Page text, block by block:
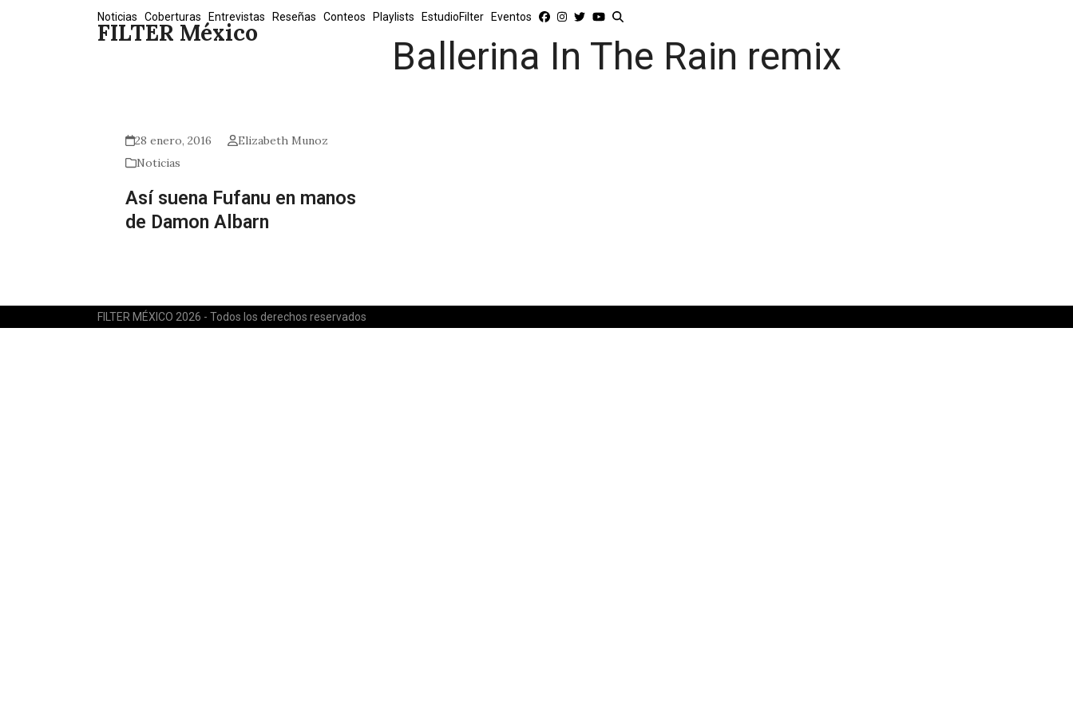
FILTER México
Noticias Coberturas Entrevistas Reseñas Conteos Playlists EstudioFilter Eventos
Ballerina In The Rain remix
28 enero, 2016
Elizabeth Munoz
Noticias
Así suena Fufanu en manos
de Damon Albarn
FILTER MÉXICO 2026 - Todos los derechos reservados